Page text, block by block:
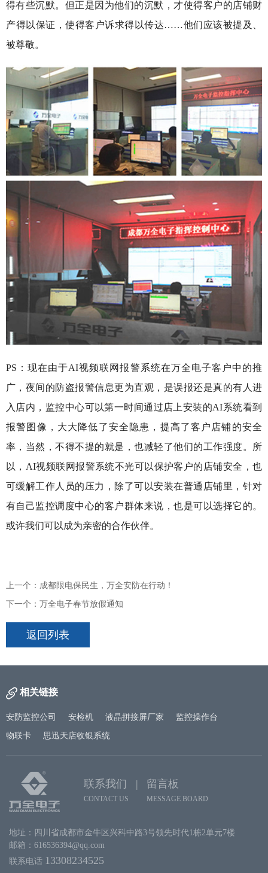
得有些沉默。但正是因为他们的沉默，才使得客户的店铺财
产得以保证，使得客户诉求得以传达……他们应该被提及、
被尊敬。
PS：现在由于AI视频联网报警系统在万全电子客户中的推
广，夜间的防盗报警信息更为直观，是误报还是真的有人进
入店内，监控中心可以第一时间通过店上安装的AI系统看到
报警图像，大大降低了安全隐患，提高了客户店铺的安全
率，当然，不得不提的就是，也减轻了他们的工作强度。所
以，AI视频联网报警系统不光可以保护客户的店铺安全，也
可缓解工作人员的压力，除了可以安装在普通店铺里，针对
有自己监控调度中心的客户群体来说，也是可以选择它的。
或许我们可以成为亲密的合作伙伴。
上一个：成都限电保民生，万全安防在行动！
下一个：万全电子春节放假通知
返回列表
相关链接
安防监控公司 安检机 液晶拼接屏厂家 监控操作台
物联卡 思迅天店收银系统
联系我们 |
CONTACT US
留言板
MESSAGE BOARD
地址：四川省成都市金牛区兴科中路3号领先时代1栋2单元7楼
邮箱：616536394@qq.com
联系电话 13308234525